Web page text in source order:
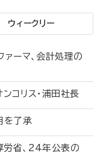
ウィークリー
ーマ、会計処理の
リス・浦田社長
用を了承
省、24年公表の